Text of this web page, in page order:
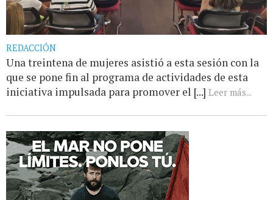
REDACCIÓN
Una treintena de mujeres asistió a esta sesión con la
que se pone fin al programa de actividades de esta
iniciativa impulsada para promover el [...] Leer más...